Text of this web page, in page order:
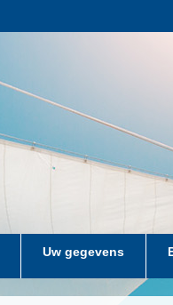
Uw gegevens